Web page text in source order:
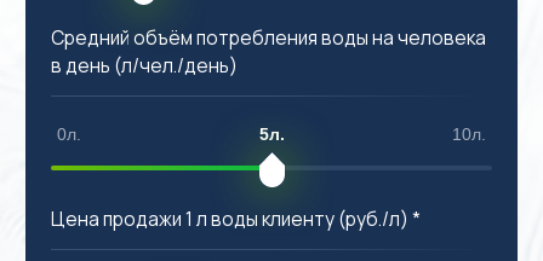
Средний объём потребления воды на человека
в день (л/чел./день)
0л. 10л.
5л.
Цена продажи 1 л воды клиенту (руб./л) *